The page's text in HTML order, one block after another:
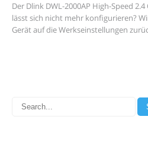
Der Dlink DWL-2000AP High-Speed
lässt sich nicht mehr konfigurieren?
Gerät auf die Werkseinstellungen